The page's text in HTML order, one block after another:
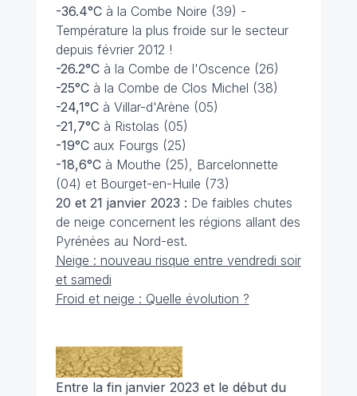
-36.4°Cà la Combe Noire (39) -
Température la plus froide sur le secteur
depuis février 2012 !
-26.2°Cà la Combe de l'Oscence (26)
-25°Cà la Combe de Clos Michel (38)
-24,1°Cà Villar-d'Arène (05)
-21,7°Cà Ristolas (05)
-19°Caux Fourgs (25)
-18,6°Cà Mouthe (25), Barcelonnette
(04) et Bourget-en-Huile (73)
20 et 21 janvier 2023 : De faibles chutes
de neige concernent les régions allant des
Pyrénées au Nord-est.
Neige : nouveau risque entre vendredi soir
et samedi
Froid et neige : Quelle évolution ?
Entre la fin janvier 2023 et le début du